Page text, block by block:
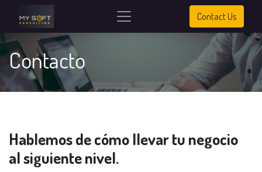
Contact Us
Contacto
Hablemos de cómo llevar tu negocio
al siguiente nivel.